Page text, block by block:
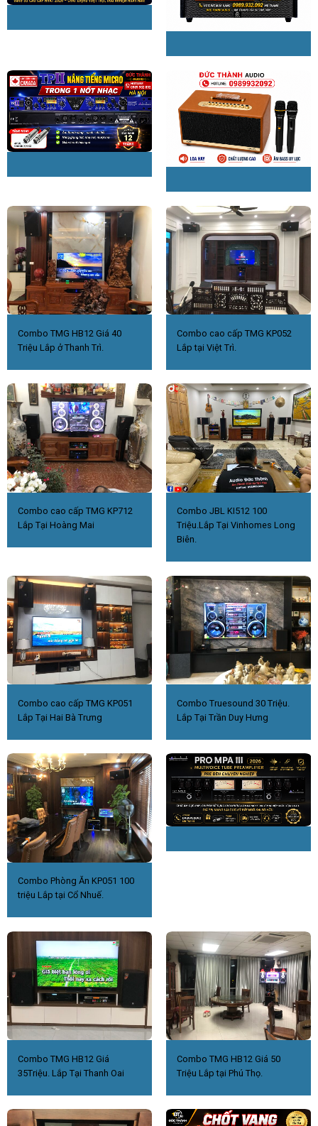
Combo TMG HB12 Giá 40
Triệu Lắp ở Thanh Trì.
Combo cao cấp TMG KP052
Lắp tại Việt Trì.
Combo cao cấp TMG KP712
Lắp Tại Hoàng Mai
Combo JBL KI512 100
Triệu.Lắp Tại Vinhomes Long
Biên.
Combo cao cấp TMG KP051
Lắp Tại Hai Bà Trưng
Combo Truesound 30 Triệu.
Lắp Tại Trần Duy Hưng
Combo Phòng Ăn KP051 100
triệu Lắp tại Cổ Nhuế.
Combo TMG HB12 Giá
35Triệu. Lắp Tại Thanh Oai
Combo TMG HB12 Giá 50
Triệu Lắp tại Phú Thọ.